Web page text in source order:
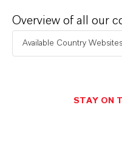
und einem tiefen
finden Sie gleich elf
Overview of all our
Available Country
STAY ON